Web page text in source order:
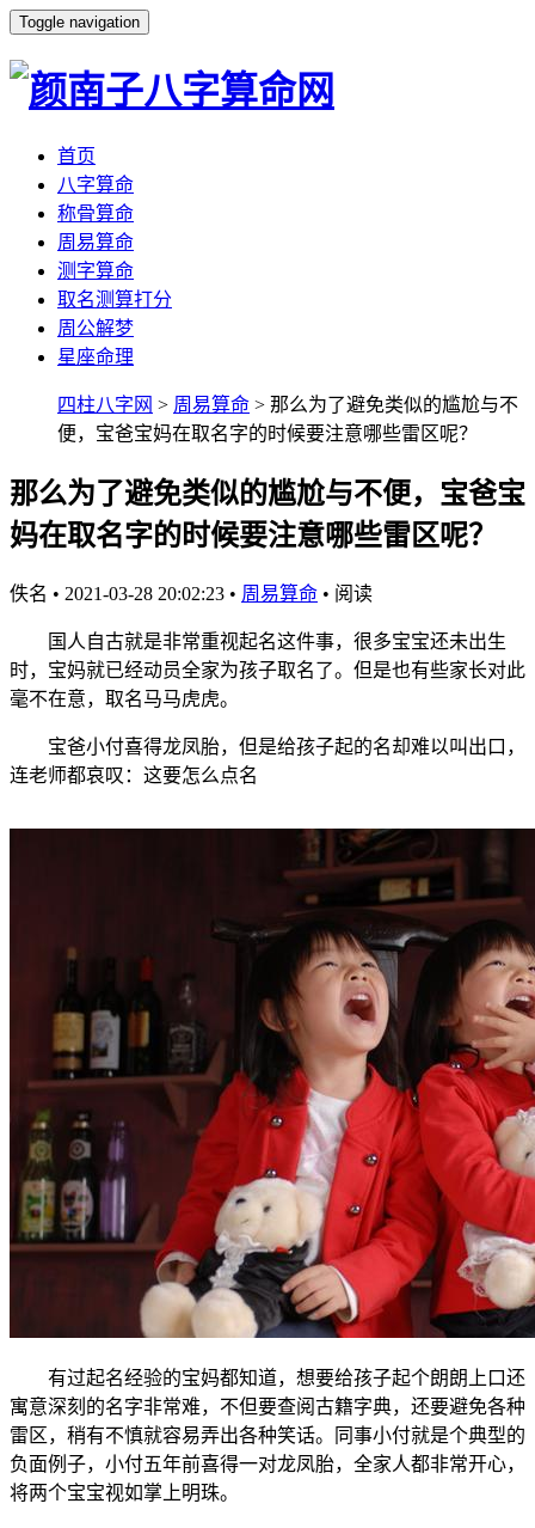
Toggle navigation
首页
八字算命
称骨算命
周易算命
测字算命
取名测算打分
周公解梦
星座命理
四柱八字网 > 周易算命 > 那么为了避免类似的尴尬与不
便，宝爸宝妈在取名字的时候要注意哪些雷区呢？
那么为了避免类似的尴尬与不便，宝爸宝
妈在取名字的时候要注意哪些雷区呢？
佚名 • 2021-03-28 20:02:23 • 周易算命 • 阅读
国人自古就是非常重视起名这件事，很多宝宝还未出生
时，宝妈就已经动员全家为孩子取名了。但是也有些家长对此
毫不在意，取名马马虎虎。
宝爸小付喜得龙凤胎，但是给孩子起的名却难以叫出口，
连老师都哀叹：这要怎么点名
有过起名经验的宝妈都知道，想要给孩子起个朗朗上口还
寓意深刻的名字非常难，不但要查阅古籍字典，还要避免各种
雷区，稍有不慎就容易弄出各种笑话。同事小付就是个典型的
负面例子，小付五年前喜得一对龙凤胎，全家人都非常开心，
将两个宝宝视如掌上明珠。